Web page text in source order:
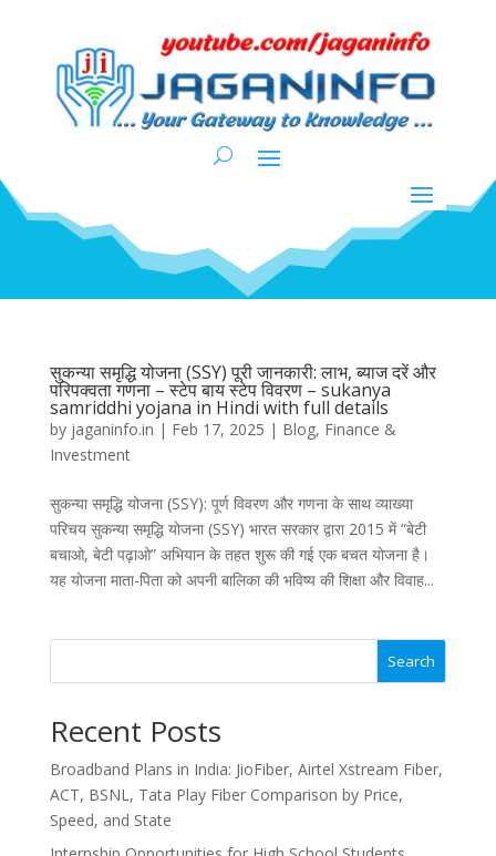
सुकन्या समृद्धि योजना (SSY) पूरी जानकारी: लाभ, ब्याज दरें और
परिपक्वता गणना – स्टेप बाय स्टेप विवरण – sukanya
samriddhi yojana in Hindi with full details
by jaganinfo.in | Feb 17, 2025 | Blog, Finance &
Investment
सुकन्या समृद्धि योजना (SSY): पूर्ण विवरण और गणना के साथ व्याख्या
परिचय सुकन्या समृद्धि योजना (SSY) भारत सरकार द्वारा 2015 में “बेटी
बचाओ, बेटी पढ़ाओ” अभियान के तहत शुरू की गई एक बचत योजना है।
यह योजना माता-पिता को अपनी बालिका की भविष्य की शिक्षा और विवाह...
Search
Recent Posts
Broadband Plans in India: JioFiber, Airtel Xstream Fiber,
ACT, BSNL, Tata Play Fiber Comparison by Price,
Speed, and State